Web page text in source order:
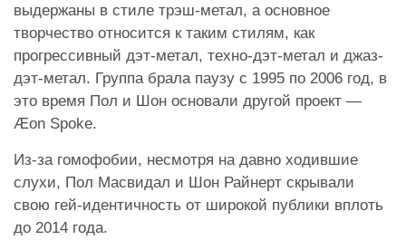
выдержаны в стиле трэш-метал, а основное
творчество относится к таким стилям, как
прогрессивный дэт-метал, техно-дэт-метал и джаз-
дэт-метал. Группа брала паузу с 1995 по 2006 год, в
это время Пол и Шон основали другой проект —
Æon Spoke.
Из-за гомофобии, несмотря на давно ходившие
слухи, Пол Масвидал и Шон Райнерт скрывали
свою гей-идентичность от широкой публики вплоть
до 2014 года.